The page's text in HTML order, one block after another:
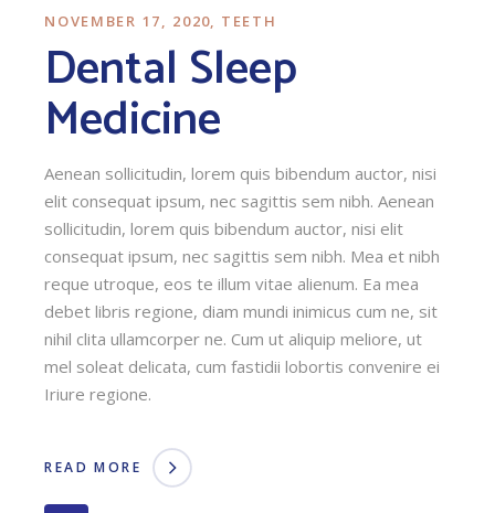
NOVEMBER 17, 2020 TEETH
Dental Sleep
Medicine
Aenean sollicitudin, lorem quis bibendum auctor, nisi
elit consequat ipsum, nec sagittis sem nibh. Aenean
sollicitudin, lorem quis bibendum auctor, nisi elit
consequat ipsum, nec sagittis sem nibh. Mea et nibh
reque utroque, eos te illum vitae alienum. Ea mea
debet libris regione, diam mundi inimicus cum ne, sit
nihil clita ullamcorper ne. Cum ut aliquip meliore, ut
mel soleat delicata, cum fastidii lobortis convenire ei
Iriure regione.
READ MORE